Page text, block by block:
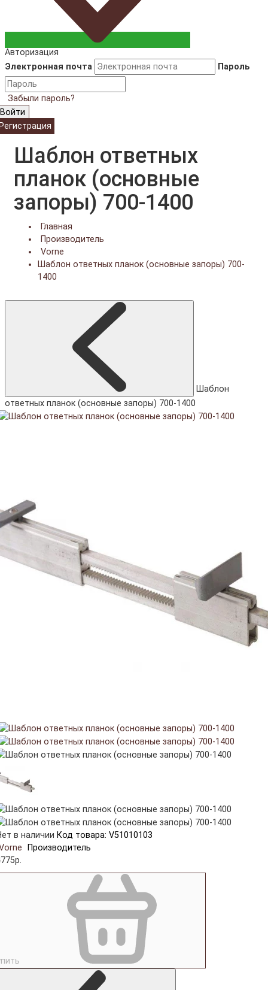
Авторизация
Электронная почта
Пароль
Забыли пароль?
Войти
Шаблон ответных
планок (основные
запоры) 700-1400
Главная
Производитель
Vorne
Шаблон ответных планок (основные запоры) 700-
1400
Шаблон
ответных планок (основные запоры) 700-1400
в наличии Код товара: V51010103
Производитель